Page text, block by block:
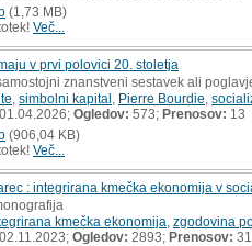
(1,73 MB)
Več...
v prvi polovici 20. stoletja
samostojni znanstveni sestavek ali
simbolni kapital Pierre Bourdie
01.04.2026; Ogledov: 573; Prenosov: 13
(906,04 KB)
Več...
: integrirana kmečka ekonomija v
kmečka ekonomija zgodovina
02.11.2023; Ogledov: 2893; Prenosov: 31